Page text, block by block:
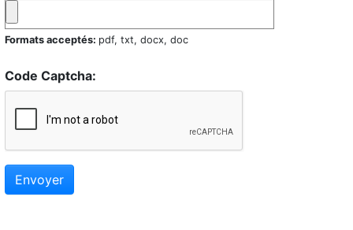
Formats acceptés: pdf, txt, docx, doc
Code Captcha:
Envoyer